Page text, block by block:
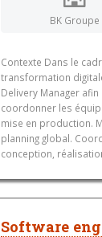
BK Groupe
Contexte Dans le
transformation
Delivery Manager
coordonner les
mise en production.
planning global.
conception,
Software